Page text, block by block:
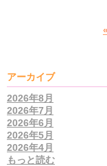
«
アーカイブ
2026年8月
2026年7月
2026年6月
2026年5月
2026年4月
もっと読む